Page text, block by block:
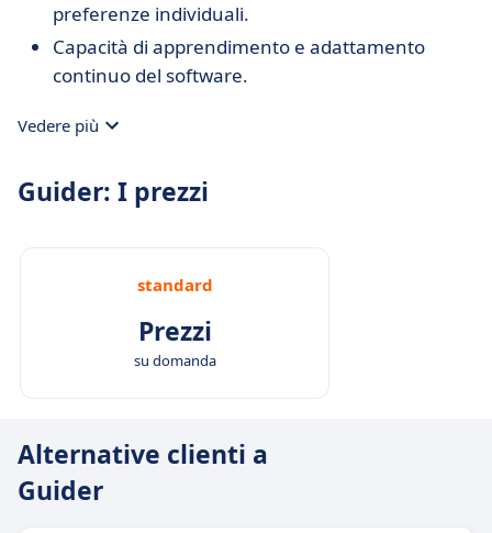
preferenze individuali.
Capacità di apprendimento e adattamento
continuo del software.
Vedere più
Guider: I prezzi
standard
Prezzi
su domanda
Alternative clienti a
Guider